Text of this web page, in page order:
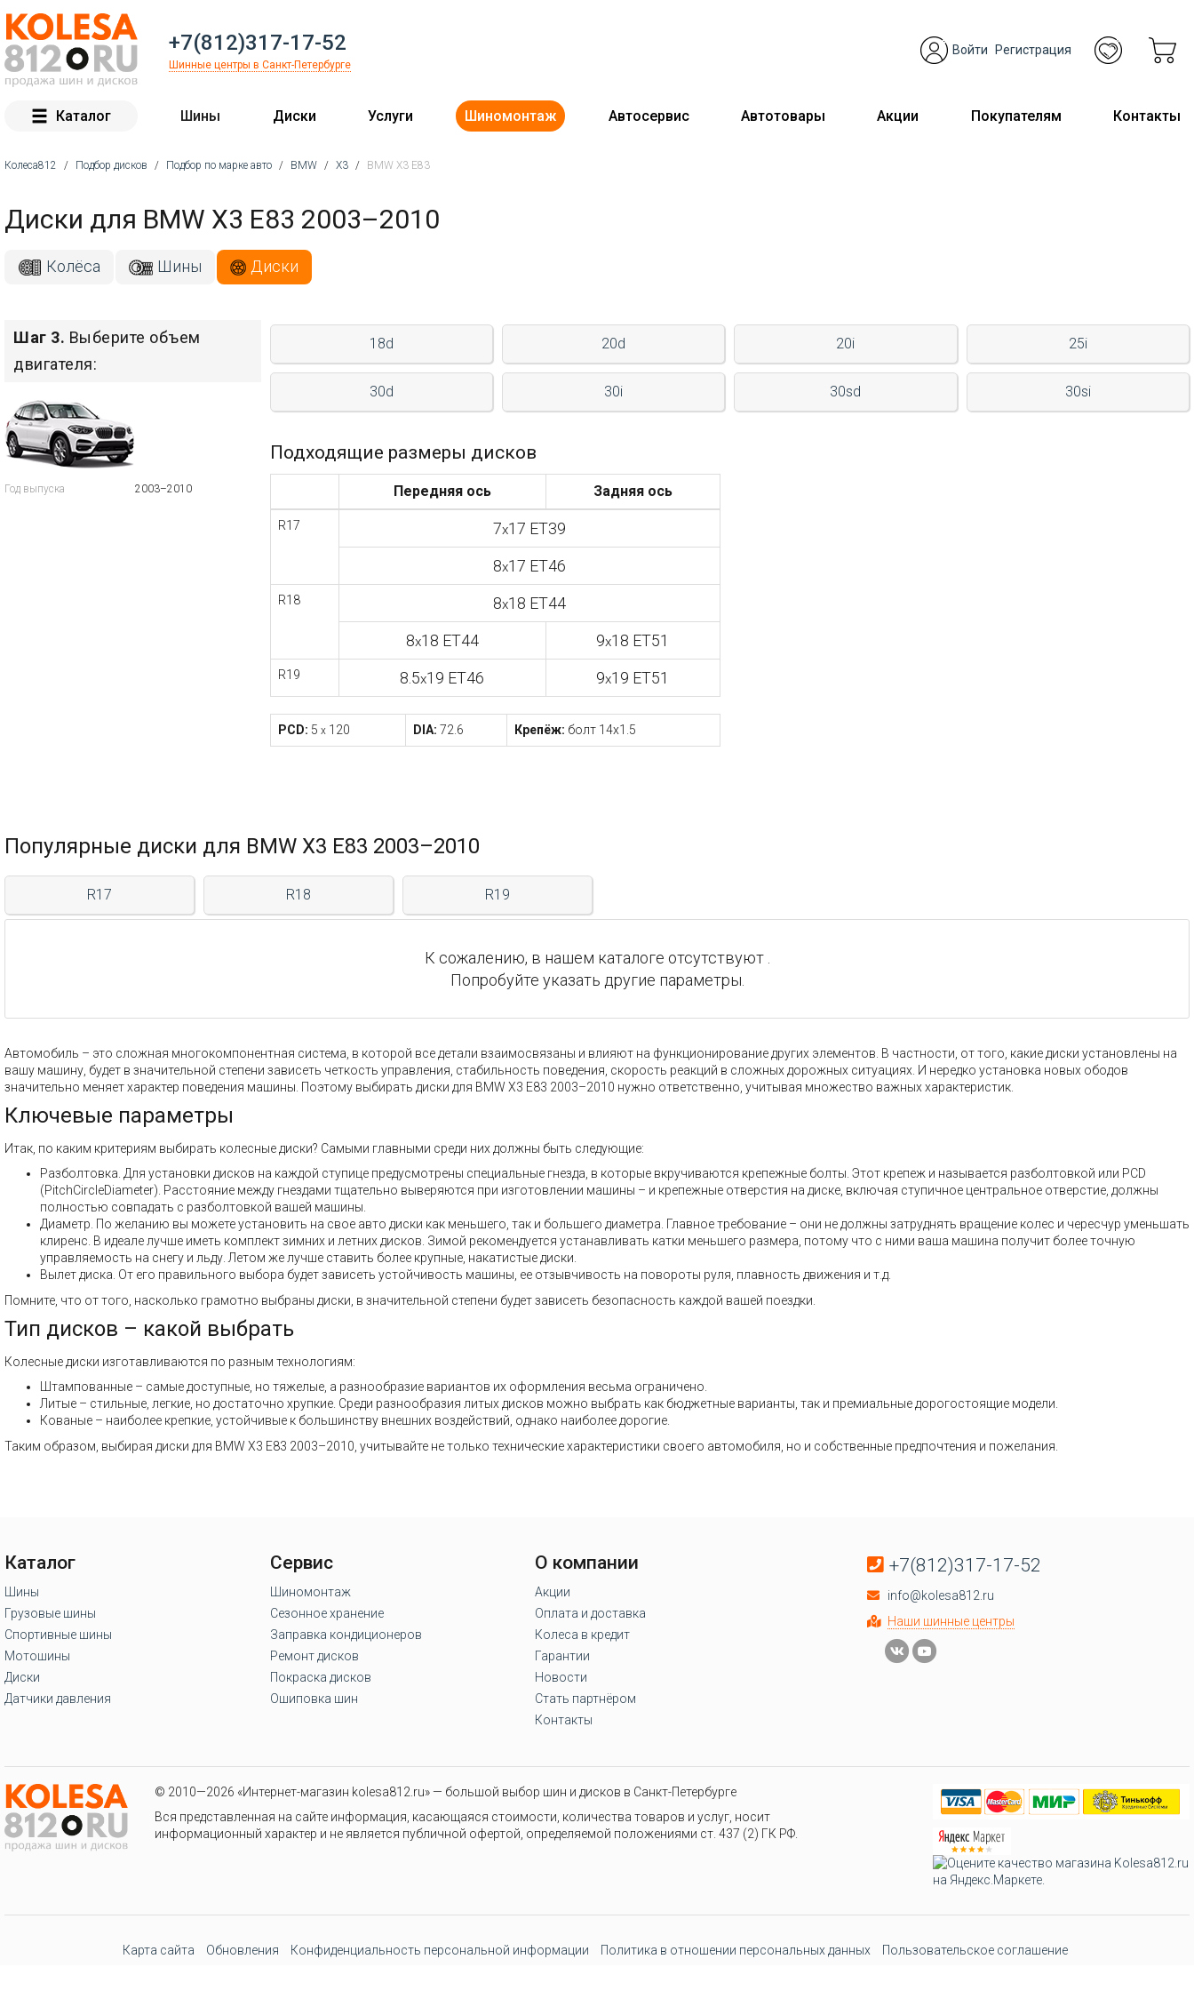
+7(812)317-17-52
Шинные центры в Санкт-Петербурге
Войти Регистрация
Каталог Шины Диски Услуги Шиномонтаж Автосервис Автотовары Акции Покупателям Контакты
Колеса812 / Подбор дисков / Подбор по марке авто / BMW / X3 / BMW X3 E83
Диски для BMW X3 E83 2003–2010
Колёса Шины Диски
Шаг 3. Выберите объем
двигателя:
Год выпуска 2003–2010
18d 20d 20i 25i
30d 30i 30sd 30si
Подходящие размеры дисков
Передняя ось Задняя ось
R17 7x17 ET39
8x17 ET46
R18 8x18 ET44
8x18 ET44 9x18 ET51
R19 8.5x19 ET46 9x19 ET51
PCD: 5 x120 DIA: 72.6 Крепёж: болт 14x1.5
Популярные диски для BMW X3 E83 2003–2010
R17 R18 R19
К сожалению, в нашем каталоге отсутствуют .
Попробуйте указать другие параметры.
Автомобиль – это сложная многокомпонентная система, в которой все детали взаимосвязаны и влияют на функционирование других элементов. В частности, от того, какие диски установлены на
вашу машину, будет в значительной степени зависеть четкость управления, стабильность поведения, скорость реакций в сложных дорожных ситуациях. И нередко установка новых ободов
значительно меняет характер поведения машины. Поэтому выбирать диски для BMW X3 E83 2003–2010 нужно ответственно, учитывая множество важных характеристик.
Ключевые параметры
Итак, по каким критериям выбирать колесные диски? Самыми главными среди них должны быть следующие:
Разболтовка. Для установки дисков на каждой ступице предусмотрены специальные гнезда, в которые вкручиваются крепежные болты. Этот крепеж и называется разболтовкой или PCD
(PitchCircleDiameter). Расстояние между гнездами тщательно выверяются при изготовлении машины – и крепежные отверстия на диске, включая ступичное центральное отверстие, должны
полностью совпадать с разболтовкой вашей машины.
Диаметр. По желанию вы можете установить на свое авто диски как меньшего, так и большего диаметра. Главное требование – они не должны затруднять вращение колес и чересчур уменьшать
клиренс. В идеале лучше иметь комплект зимних и летних дисков. Зимой рекомендуется устанавливать катки меньшего размера, потому что с ними ваша машина получит более точную
управляемость на снегу и льду. Летом же лучше ставить более крупные, накатистые диски.
Вылет диска. От его правильного выбора будет зависеть устойчивость машины, ее отзывчивость на повороты руля, плавность движения и т.д.
Помните, что от того, насколько грамотно выбраны диски, в значительной степени будет зависеть безопасность каждой вашей поездки.
Тип дисков – какой выбрать
Колесные диски изготавливаются по разным технологиям:
Штампованные – самые доступные, но тяжелые, а разнообразие вариантов их оформления весьма ограничено.
Литые – стильные, легкие, но достаточно хрупкие. Среди разнообразия литых дисков можно выбрать как бюджетные варианты, так и премиальные дорогостоящие модели.
Кованые – наиболее крепкие, устойчивые к большинству внешних воздействий, однако наиболее дорогие.
Таким образом, выбирая диски для BMW X3 E83 2003–2010, учитывайте не только технические характеристики своего автомобиля, но и собственные предпочтения и пожелания.
Каталог
Шины
Грузовые шины
Спортивные шины
Мотошины
Диски
Датчики давления
Сервис
Шиномонтаж
Сезонное хранение
Заправка кондиционеров
Ремонт дисков
Покраска дисков
Ошиповка шин
О компании
Акции
Оплата и доставка
Колеса в кредит
Гарантии
Новости
Стать партнёром
Контакты
+7(812)317-17-52
info@kolesa812.ru
Наши шинные центры
© 2010—2026 «Интернет-магазин kolesa812.ru» — большой выбор шин и дисков в Санкт-Петербурге
Вся представленная на сайте информация, касающаяся стоимости, количества товаров и услуг, носит
информационный характер и не является публичной офертой, определяемой положениями ст. 437 (2) ГК РФ.
Карта сайта Обновления Конфиденциальность персональной информации Политика в отношении персональных данных Пользовательское соглашение